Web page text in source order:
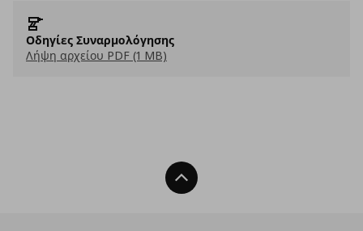
Οδηγίες Συναρμολόγησης
Λήψη αρχείου PDF (1 MB)
Back To Top